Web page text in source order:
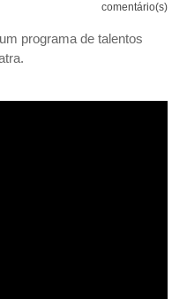
comentário(s)
programa de talentos